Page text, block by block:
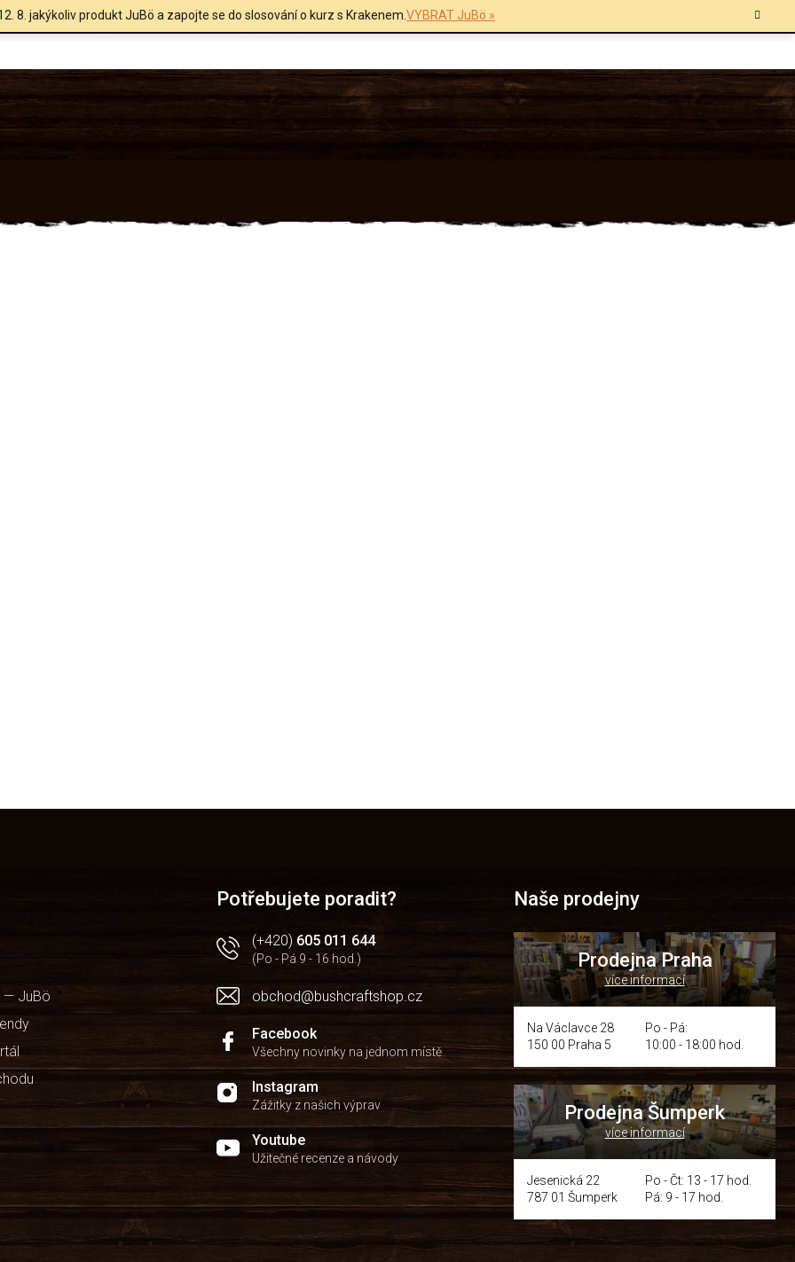
8. jakýkoliv produkt JuBö a zapojte se do slosování o kurz s Krakenem.VYBRAT JuBö »
— JuBö
Potřebujete poradit?
(+420) 605 011 644
(Po - Pá 9 - 16 hod.)
obchod@bushcraftshop.cz
Facebook
Všechny novinky na jednom místě
Instagram
Zážitky z našich výprav
Youtube
Užitečné recenze a návody
Naše prodejny
Prodejna Praha
více informací
Na Václavce 28
150 00 Praha 5
Po - Pá:
10:00 - 18:00 hod.
Prodejna Šumperk
více informací
Jesenická 22
787 01 Šumperk
Po - Čt: 13 - 17 hod.
Pá: 9 - 17 hod.